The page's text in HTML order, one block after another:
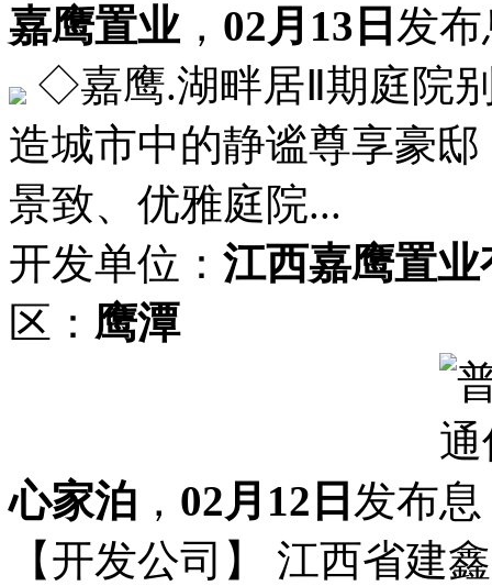
嘉鹰置业， 02月13日 发布
◇嘉鹰.湖畔居Ⅱ期庭院
造城市中的静谧尊享豪
景致、优雅庭院...
开发单位： 江西嘉鹰置
区： 鹰潭
心家泊 ， 02月12日 发布
【开发公司】 江西省建